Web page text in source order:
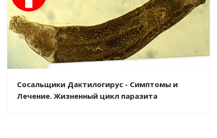
Сосальщики Дактилогирус - Симптомы и
Лечение. Жизненный цикл паразита